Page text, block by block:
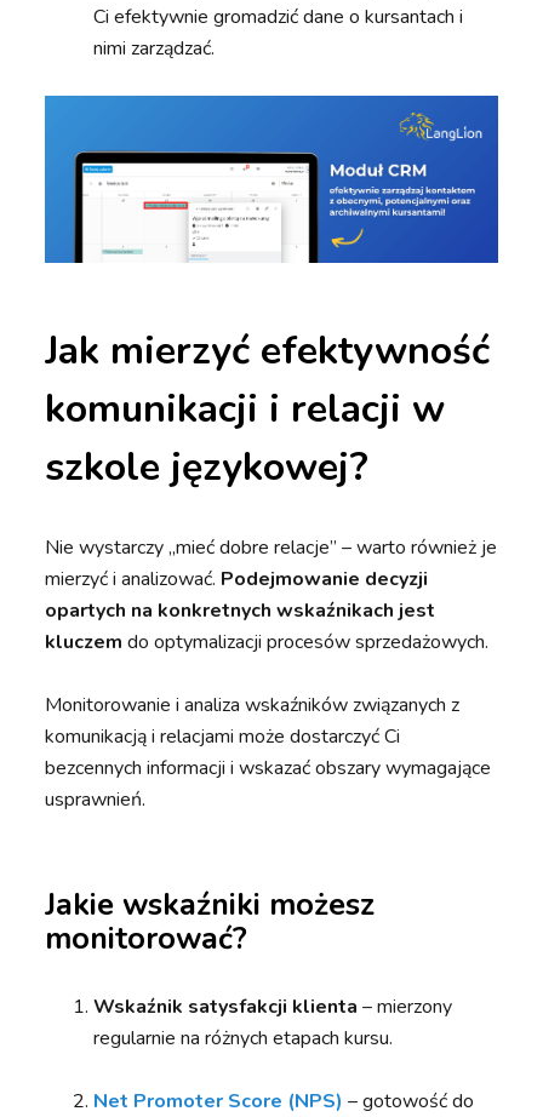
Ci efektywnie gromadzić dane o kursantach i
nimi zarządzać.
Jak mierzyć efektywność
komunikacji i relacji w
szkole językowej?
Nie wystarczy „mieć dobre relacje” – warto również je
mierzyć i analizować. Podejmowanie decyzji
opartych na konkretnych wskaźnikach jest
kluczem do optymalizacji procesów sprzedażowych.
Monitorowanie i analiza wskaźników związanych z
komunikacją i relacjami może dostarczyć Ci
bezcennych informacji i wskazać obszary wymagające
usprawnień.
Jakie wskaźniki możesz
monitorować?
Wskaźnik satysfakcji klienta – mierzony
regularnie na różnych etapach kursu.
Net Promoter Score (NPS) – gotowość do